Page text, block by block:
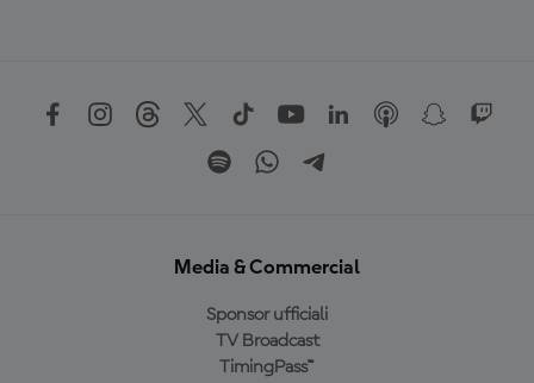
Media & Commercial
Sponsor ufficiali
TV Broadcast
TimingPass™